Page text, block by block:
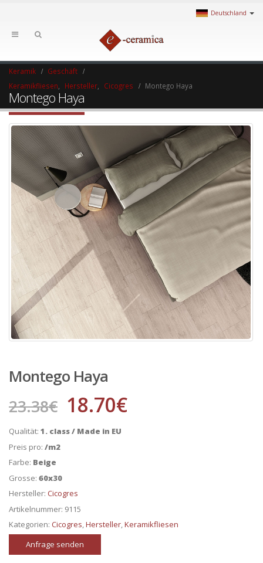
Deutschland
Keramik
Geschäft
Keramikfliesen
Hersteller Cicogres Montego Haya
Montego Haya
Montego Haya
23.38€ 18.70€
Qualität: 1. class / Made in EU
Preis pro: /m2
Farbe: Beige
Grosse: 60x30
Hersteller: Cicogres
Artikelnummer: 9115
Kategorien: Cicogres,Hersteller,Keramikfliesen
Anfrage senden